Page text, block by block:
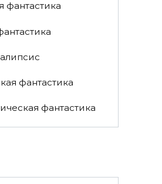
фантастика
фантастика
фантастика